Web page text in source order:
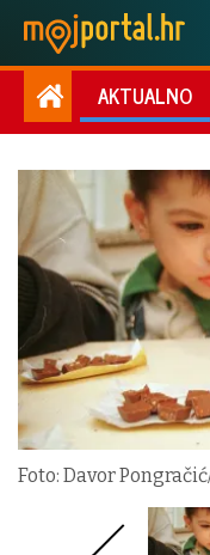
AKTUALNO
Foto: Davor